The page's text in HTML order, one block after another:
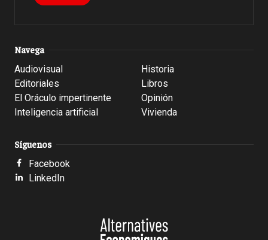
Navega
Audiovisual
Editoriales
El Oráculo impertinente
Inteligencia artificial
Historia
Libros
Opinión
Vivienda
Síguenos
Facebook
LinkedIn